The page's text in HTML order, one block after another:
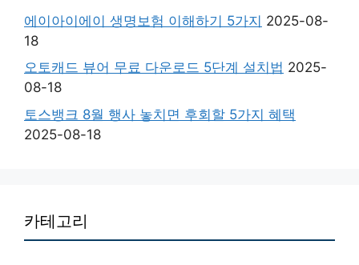
에이아이에이 생명보험 이해하기 5가지 2025-08-
18
오토캐드 뷰어 무료 다운로드 5단계 설치법 2025-
08-18
토스뱅크 8월 행사 놓치면 후회할 5가지 혜택
2025-08-18
카테고리